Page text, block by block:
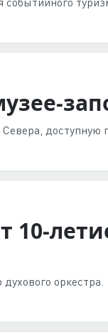
доступную
10-
оркестра.